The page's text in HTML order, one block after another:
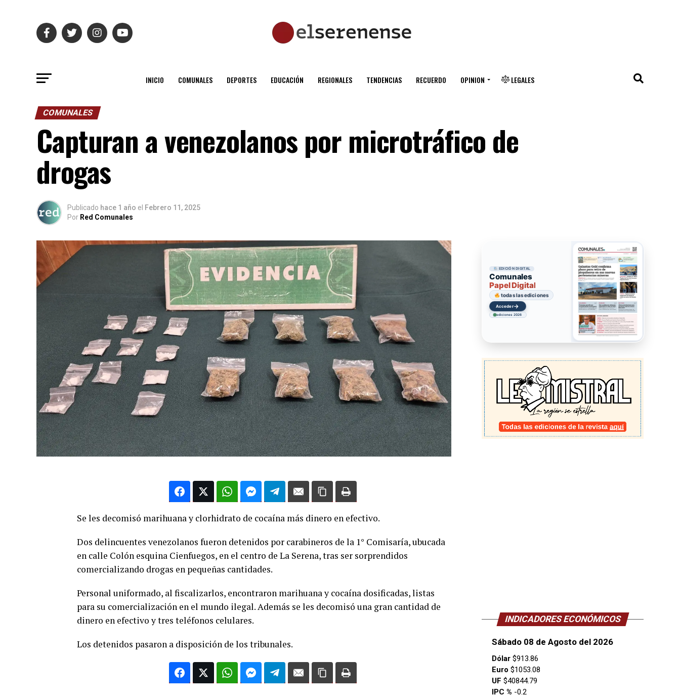
INICIO COMUNALES DEPORTES EDUCACIÓN REGIONALES TENDENCIAS RECUERDO OPINION LEGALES
COMUNALES
Capturan a venezolanos por microtráfico de
drogas
Publicado hace 1 año el Febrero 11, 2025
Por Red Comunales
Se les decomisó marihuana y clorhidrato de cocaína más dinero en efectivo.
Dos delincuentes venezolanos fueron detenidos por carabineros de la 1° Comisaría, ubucada
en calle Colón esquina Cienfuegos, en el centro de La Serena, tras ser sorprendidos
comercializando drogas en pequeñas cantidades.
Personal uniformado, al fiscalizarlos, encontraron marihuana y cocaína dosificadas, listas
para su comercialización en el mundo ilegal. Además se les decomisó una gran cantidad de
dinero en efectivo y tres teléfonos celulares.
Los detenidos pasaron a disposición de los tribunales.
EDICIÓN DIGITAL
Comunales
Papel Digital
todas las ediciones
Acceder→
ediciones 2026
INDICADORES ECONÓMICOS
Sábado 08 de Agosto del 2026
Dólar $913.86
Euro $1053.08
UF $40844.79
IPC % -0.2